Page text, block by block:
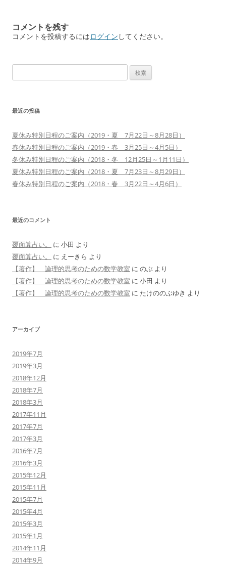
ビ
コメントを残す
コメントを投稿するにはログイン してください。
索:
最近の投稿
夏休み特別日程のご案内（2019・夏 7月22日～8月28日）
春休み特別日程のご案内（2019・春 3月25日～4月5日）
冬休み特別日程のご案内（2018・冬 12月25日～1月11日）
夏休み特別日程のご案内（2018・夏 7月23日～8月29日）
春休み特別日程のご案内（2018・春 3月22日～4月6日）
最近のコメント
覆面算占い。 に 小田 より
覆面算占い。
に えーきら より
【著作】 論理的思考のための数学教室 に のぶ より
【著作】 論理的思考のための数学教室 に 小田 より
【著作】 論理的思考のための数学教室 に たけののぶゆき より
アーカイブ
2019年7月
2019年3月
2018年12月
2018年7月
2018年3月
2017年11月
2017年7月
2017年3月
2016年7月
2016年3月
2015年12月
2015年11月
2015年7月
2015年4月
2015年3月
2015年1月
2014年11月
2014年9月